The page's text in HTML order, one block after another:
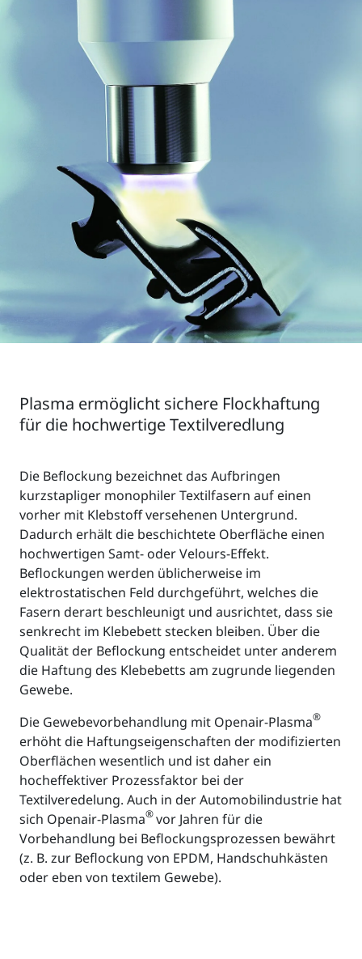
Plasma ermöglicht sichere Flockhaftung
für die hochwertige Textilveredlung
Die Beflockung bezeichnet das Aufbringen
kurzstapliger monophiler Textilfasern auf einen
vorher mit Klebstoff versehenen Untergrund.
Dadurch erhält die beschichtete Oberfläche einen
hochwertigen Samt- oder Velours-Effekt.
Beflockungen werden üblicherweise im
elektrostatischen Feld durchgeführt, welches die
Fasern derart beschleunigt und ausrichtet, dass sie
senkrecht im Klebebett stecken bleiben. Über die
Qualität der Beflockung entscheidet unter anderem
die Haftung des Klebebetts am zugrunde liegenden
Gewebe.
Die Gewebevorbehandlung mit Openair-Plasma®
erhöht die Haftungseigenschaften der modifizierten
Oberflächen wesentlich und ist daher ein
hocheffektiver Prozessfaktor bei der
Textilveredelung. Auch in der Automobilindustrie hat
sich Openair-Plasma®vor Jahren für die
Vorbehandlung bei Beflockungsprozessen bewährt
(z. B. zur Beflockung von EPDM, Handschuhkästen
oder eben von textilem Gewebe).